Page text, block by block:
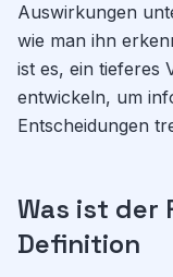
Auswirkungen
wie man ihn
ist es, ein tieferes
entwickeln, um
Entscheidungen
Was ist der
Definition